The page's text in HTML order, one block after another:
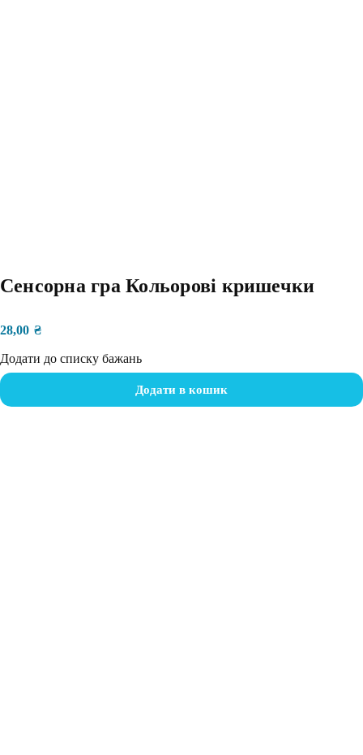
Сенсорна гра Кольорові кришечки
28,00 ₴
Додати до списку бажань
Додати в кошик